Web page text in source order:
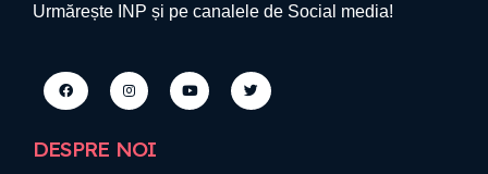
Urmărește INP și pe canalele de Social media!
DESPRE NOI